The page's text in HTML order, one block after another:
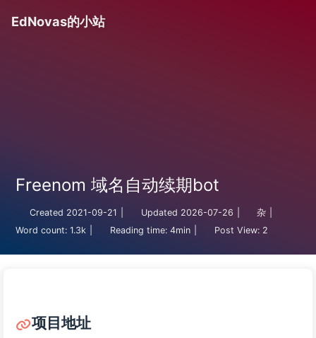
EdNovas的小站
Freenom 域名自动续期bot
Created 2021-09-21 Updated 2026-07-26 杂
Word count: 1.3k Reading time: 4min Post View: 2
项目地址